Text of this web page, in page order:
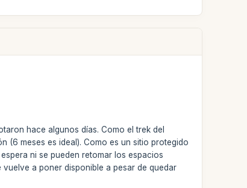
hace algunos días. Como el trek del
(6 meses es ideal). Como es un sitio protegido
ni se pueden retomar los espacios
a poner disponible a pesar de quedar